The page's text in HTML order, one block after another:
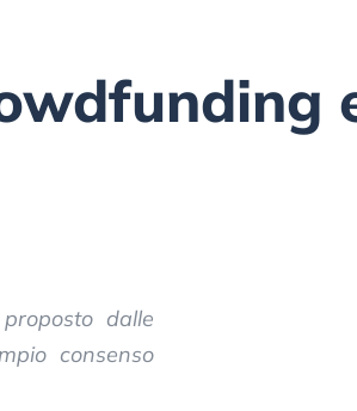
dalle
consenso